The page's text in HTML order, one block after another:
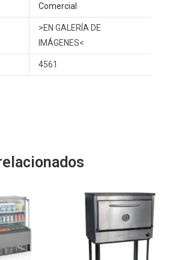
Comercial
>EN GALERÍA DE
IMÁGENES<
4561